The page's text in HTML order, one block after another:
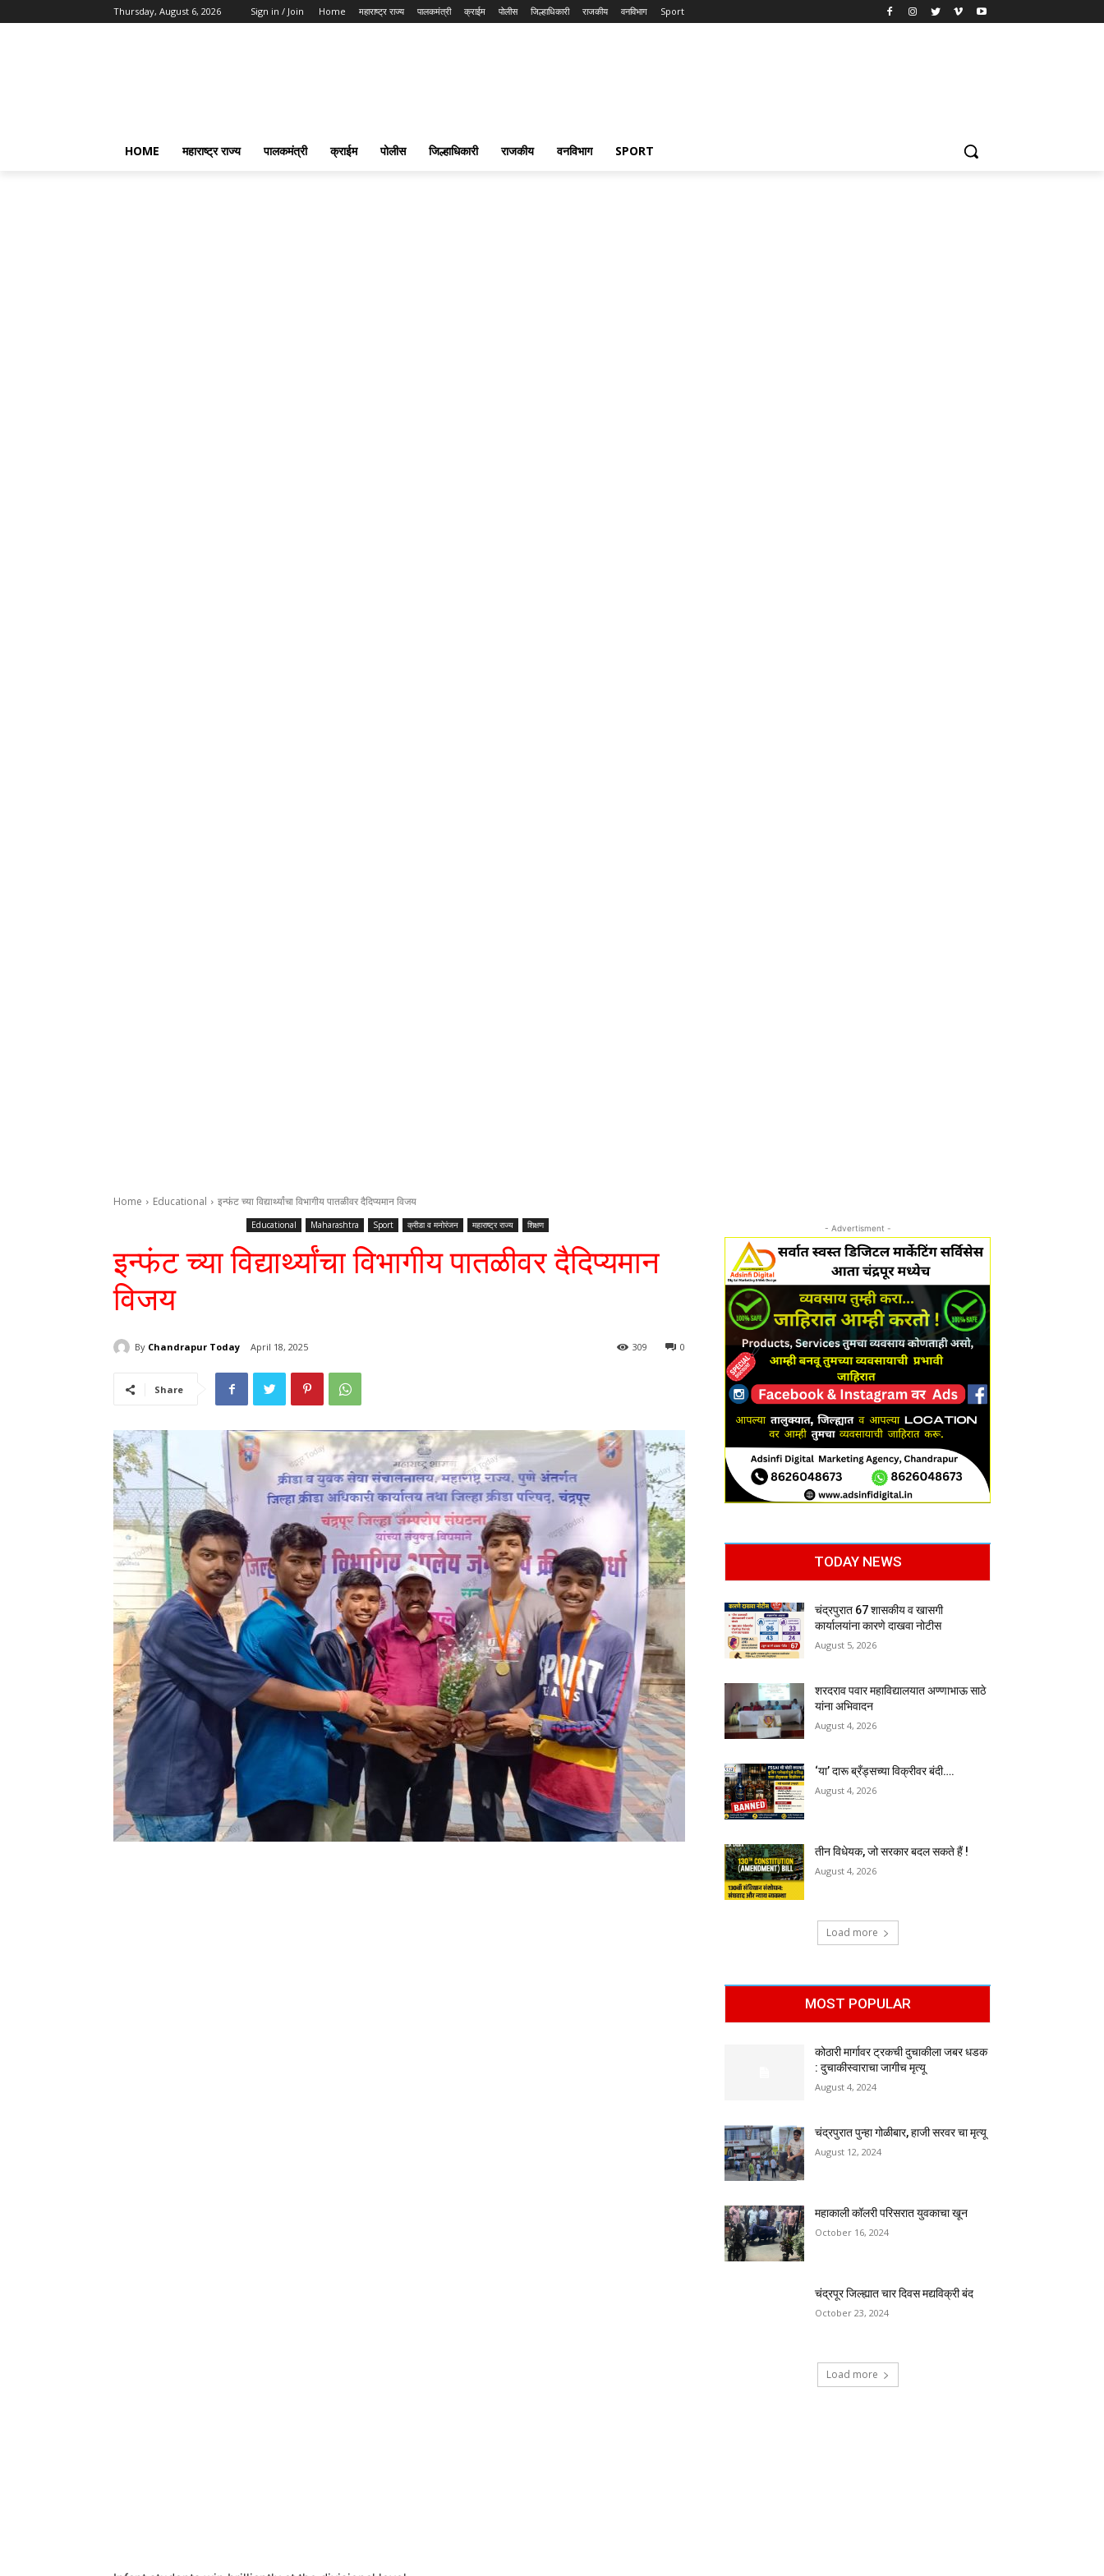
Thursday, August 6, 2026 Sign in / Join Home महाराष्ट्र राज्य पालकमंत्री क्राईम पोलीस जिल्हाधिकारी राजकीय वनविभाग Sport
HOME महाराष्ट्र राज्य पालकमंत्री क्राईम पोलीस जिल्हाधिकारी राजकीय वनविभाग SPORT
Home Educational इन्फंट च्या विद्यार्थ्यांचा विभागीय पातळीवर दैदिप्यमान विजय
Educational Maharashtra Sport क्रीडा व मनोरंजन महाराष्ट्र राज्य शिक्षण
इन्फंट च्या विद्यार्थ्यांचा विभागीय पातळीवर दैदिप्यमान
विजय
By Chandrapur Today April 18, 2025 0
309
Share
- Advertisment -
TODAY NEWS
चंद्रपुरात 67 शासकीय व खासगी
कार्यालयांना कारणे दाखवा नोटीस
August 5, 2026
शरदराव पवार महाविद्यालयात अण्णाभाऊ साठे
यांना अभिवादन
August 4, 2026
‘या’ दारू ब्रँड्सच्या विक्रीवर बंदी….
August 4, 2026
तीन विधेयक, जो सरकार बदल सकते हैं !
August 4, 2026
Load more
MOST POPULAR
कोठारी मार्गावर ट्रकची दुचाकीला जबर धडक
: दुचाकीस्वाराचा जागीच मृत्यू
August 4, 2024
चंद्रपुरात पुन्हा गोळीबार, हाजी सरवर चा मृत्यू
August 12, 2024
महाकाली कॉलरी परिसरात युवकाचा खून
October 16, 2024
चंद्रपूर जिल्ह्यात चार दिवस मद्यविक्री बंद
October 23, 2024
Load more